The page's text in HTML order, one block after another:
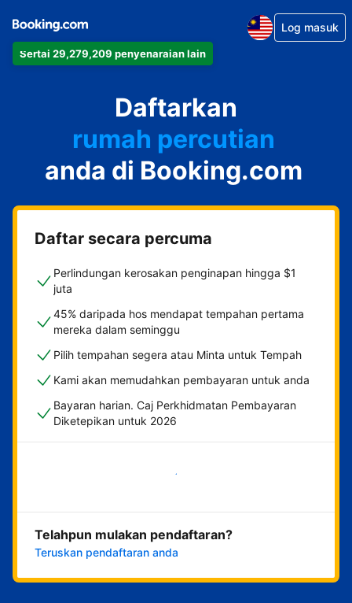
Sertai 29,279,209 penyenaraian lain
Log masuk
Daftarkan
apartmen
hotel
rumah percutian
rumah tamu
penginapan dan sarapan
anda di Booking.com
Daftar secara percuma
Perlindungan kerosakan penginapan hingga $1
juta
45% daripada hos mendapat tempahan pertama
mereka dalam seminggu
Pilih tempahan segera atau Minta untuk Tempah
Kami akan memudahkan pembayaran untuk anda
Bayaran harian. Caj Perkhidmatan Pembayaran
Diketepikan untuk 2026
Mulakan sekarang
Telahpun mulakan pendaftaran?
Teruskan pendaftaran anda